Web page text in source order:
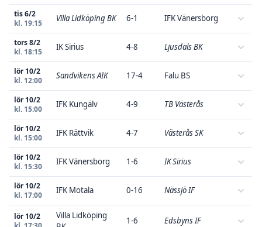
tis 6/2
kl. 19:15
Villa Lidköping BK 6-1 IFK Vänersborg
tors 8/2
kl. 18:15
IK Sirius 4-8 Ljusdals BK
lör 10/2
kl. 12:00
Sandvikens AIK 17-4 Falu BS
lör 10/2
kl. 15:00
IFK Kungälv 4-9 TB Västerås
lör 10/2
kl. 15:00
IFK Rättvik 4-7 Västerås SK
lör 10/2
kl. 15:30
IFK Vänersborg 1-6 IK Sirius
lör 10/2
kl. 17:00
IFK Motala 0-16 Nässjö IF
lör 10/2
Villa Lidköping
1-6 Edsbyns IF